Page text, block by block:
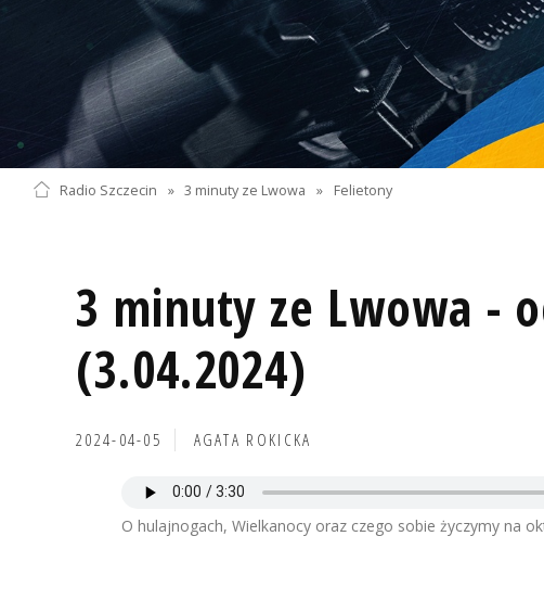
Radio Szczecin » 3 minuty ze Lwowa » Felietony
3 minuty ze Lwowa -
(3.04.2024)
2024-04-05 AGATA ROKICKA
O hulajnogach, Wielkanocy oraz czego sobie życzymy na